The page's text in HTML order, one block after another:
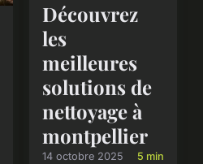
Découvrez
les
meilleures
solutions de
nettoyage à
montpellier
14 octobre 2025 5 min